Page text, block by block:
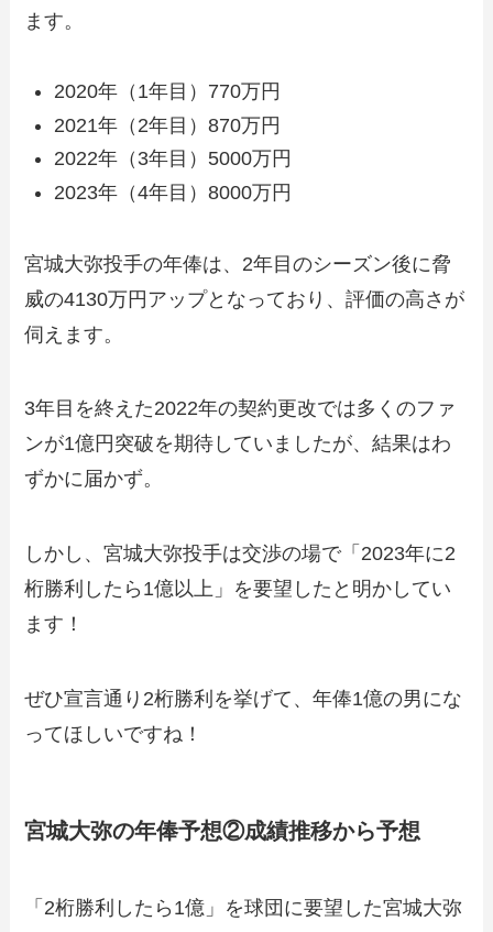
ます。
2020年（1年目）770万円
2021年（2年目）870万円
2022年（3年目）5000万円
2023年（4年目）8000万円
宮城大弥投手の年俸は、2年目のシーズン後に脅
威の4130万円アップとなっており、評価の高さが
伺えます。
3年目を終えた2022年の契約更改では多くのファ
ンが1億円突破を期待していましたが、結果はわ
ずかに届かず。
しかし、宮城大弥投手は交渉の場で「2023年に2
桁勝利したら1億以上」を要望したと明かしてい
ます！
ぜひ宣言通り2桁勝利を挙げて、年俸1億の男にな
ってほしいですね！
宮城大弥の年俸予想②成績推移から予想
「2桁勝利したら1億」を球団に要望した宮城大弥